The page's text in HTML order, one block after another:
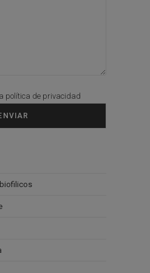
Please leave this field empty.
política de privacidad